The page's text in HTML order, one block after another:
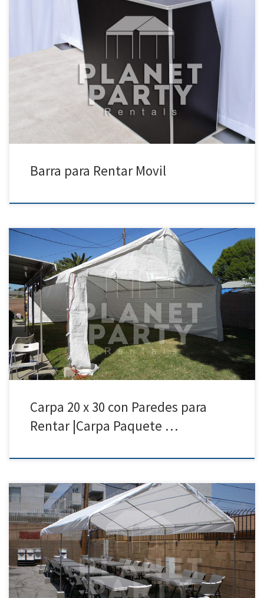
Barra para Rentar Precio de Renta Barra para Rentar $100.00 Barar
para Rentar para Fiestas Eventos XV Anos
Barra para Rentar Movil
20ft x 30ft Carpa | Precios | Fotos – Party Tent Rentals 818 207 8502 20ft
x 30ft Carpa Precio de Renta 20ft x 30ft Carpa $300.00 Tent | Party Tent
Rentals San Fernando Valley | Simi Valley| Santa Clarita| Van Nuys
Carpa para Rentar | Fotos | Precios Carpa […]
Carpa 20 x 30 con Paredes para
Rentar |Carpa Paquete …
10ft x 30ft Carpa | Precios | Fotos – Carpas para Renta Tel: 818 207
8502 10ft x 30ft Carpa Precio de Renta 10ft x 30ft Carpa $175.00 10 x 30
carpa para rentar – Precios y Combos para rentar – Fiestas
Cumpleanos XV Anos Carpas 10ft x 30ft para […]